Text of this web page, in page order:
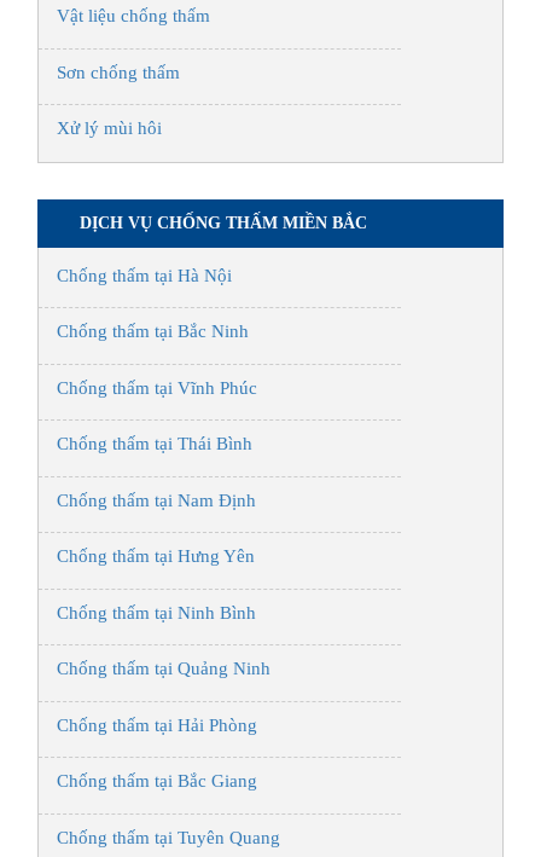
Vật liệu chống thấm
Sơn chống thấm
Xử lý mùi hôi
DỊCH VỤ CHỐNG THẤM MIỀN BẮC
Chống thấm tại Hà Nội
Chống thấm tại Bắc Ninh
Chống thấm tại Vĩnh Phúc
Chống thấm tại Thái Bình
Chống thấm tại Nam Định
Chống thấm tại Hưng Yên
Chống thấm tại Ninh Bình
Chống thấm tại Quảng Ninh
Chống thấm tại Hải Phòng
Chống thấm tại Bắc Giang
Chống thấm tại Tuyên Quang